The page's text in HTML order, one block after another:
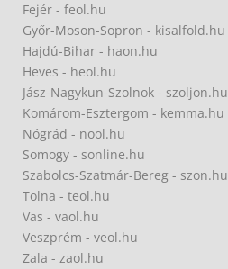
Fejér - feol.hu
Győr-Moson-Sopron - kisalfold.hu
Hajdú-Bihar - haon.hu
Heves - heol.hu
Jász-Nagykun-Szolnok - szoljon.hu
Komárom-Esztergom - kemma.hu
Nógrád - nool.hu
Somogy - sonline.hu
Szabolcs-Szatmár-Bereg - szon.hu
Tolna - teol.hu
Vas - vaol.hu
Veszprém - veol.hu
Zala - zaol.hu